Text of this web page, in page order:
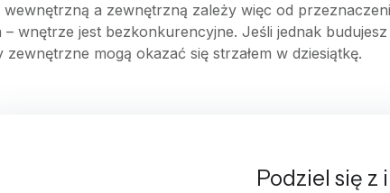
a zewnętrzną zależy więc od
wnętrze jest bezkonkurencyjne. Jeśli jednak
mogą okazać się strzałem w dziesiątkę.
Podziel się z